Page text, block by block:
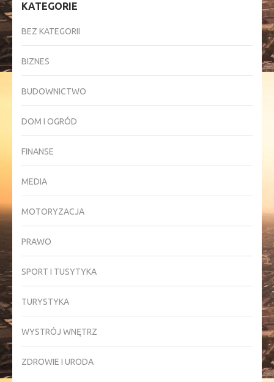
KATEGORIE
BEZ KATEGORII
BIZNES
BUDOWNICTWO
DOM I OGRÓD
FINANSE
MEDIA
MOTORYZACJA
PRAWO
SPORT I TUSYTYKA
TURYSTYKA
WYSTRÓJ WNĘTRZ
ZDROWIE I URODA